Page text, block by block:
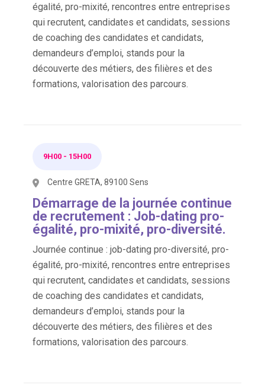
égalité, pro-mixité, rencontres entre entreprises
qui recrutent, candidates et candidats, sessions
de coaching des candidates et candidats,
demandeurs d’emploi, stands pour la
découverte des métiers, des filières et des
formations, valorisation des parcours.
9H00 - 15H00
Centre GRETA, 89100 Sens
Démarrage de la journée continue
de recrutement : Job-dating pro-
égalité, pro-mixité, pro-diversité.
Journée continue : job-dating pro-diversité, pro-
égalité, pro-mixité, rencontres entre entreprises
qui recrutent, candidates et candidats, sessions
de coaching des candidates et candidats,
demandeurs d’emploi, stands pour la
découverte des métiers, des filières et des
formations, valorisation des parcours.